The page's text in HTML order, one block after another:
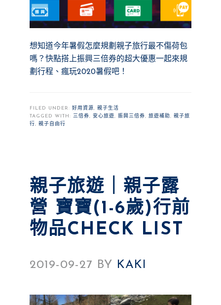
想知道今年暑假怎麼規劃親子旅行最不傷荷包
嗎？快點搭上振興三倍券的超大優惠一起來規
劃行程、瘋玩2020暑假吧！
FILED UNDER: 好用資源, 親子生活
TAGGED WITH: 三倍券, 安心旅遊, 振興三倍券, 旅遊補助, 親子旅
行, 親子自由行
親子旅遊｜親子露
營 寶寶(1-6歲)行前
物品CHECK LIST
2019-09-27 BY KAKI